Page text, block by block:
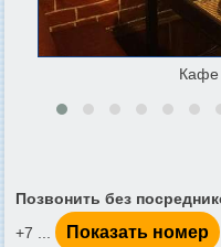
Кафе
Позвонить без
+7 ...
Показать номер